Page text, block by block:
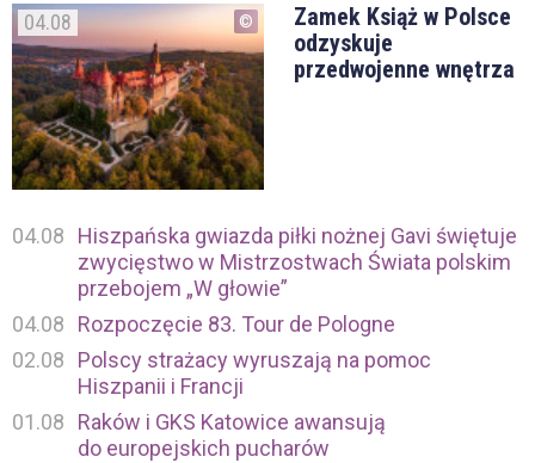
04.08
Zamek Książ w Polsce
odzyskuje
przedwojenne wnętrza
04.08
Hiszpańska gwiazda piłki nożnej Gavi świętuje
zwycięstwo w Mistrzostwach Świata polskim
przebojem „W głowie”
04.08
Rozpoczęcie 83. Tour de Pologne
02.08
Polscy strażacy wyruszają na pomoc
Hiszpanii i Francji
01.08
Raków i GKS Katowice awansują
do europejskich pucharów